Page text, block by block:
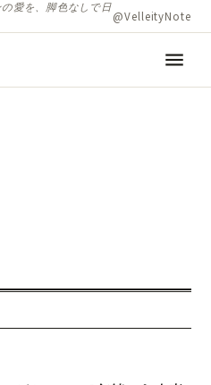
愛を、脚色なしで日
@VelleityNote
menu